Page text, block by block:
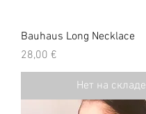
Bauhaus Long Necklace
Цена
28,00 €
Нет на складе